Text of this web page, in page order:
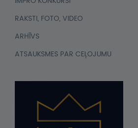
RAKSTI, FOTO, VIDEO
ARHĪVS
ATSAUKSMES PAR CEĻOJUMU